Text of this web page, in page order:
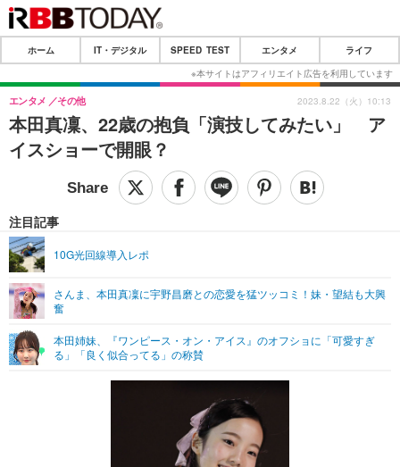
ホーム
IT・デジタル
IT・デジタルTOP スマートフォン
ガジェット・ツール
ショッピング その他
SPEED TEST
韓流・K-POP 韓国・芸能
音楽 スポーツ
ホーム IT・デジタル SPEED TEST エンタメ ライフ
本田真凜、22歳の抱負「演技してみたい」 ア
イスショーで開眼？
エンタメ その他
注目記事
10G光回線導入レポ
さんま、本田真凜に宇野昌磨との恋愛を猛ツッコミ！妹・望結も大興
奮
本田姉妹、『ワンピース・オン・アイス』のオフショに「可愛すぎ
る」「良く似合ってる」の称賛
2023.8.22（火）10:13